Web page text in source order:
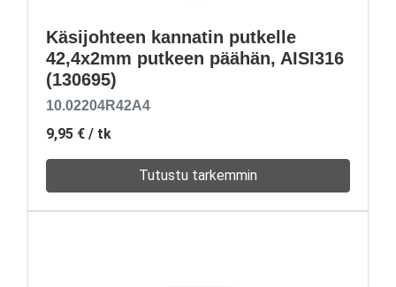
Käsijohteen kannatin putkelle
42,4x2mm putkeen päähän, AISI316
(130695)
10.02204R42A4
9,95 € / tk
Tutustu tarkemmin